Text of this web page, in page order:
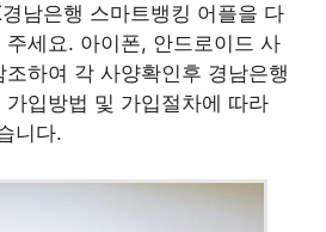
남은행 스마트뱅킹 어플을 다
세요. 아이폰, 안드로이드 사
하여 각 사양확인후 경남은행
입방법 및 가입절차에 따라
니다.